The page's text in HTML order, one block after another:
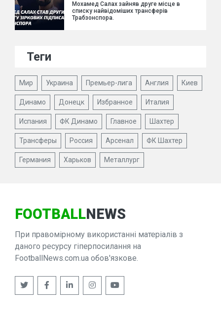
Мохамед Салах зайняв друге місце в
списку найвідоміших трансферів
Трабзонспора.
Теги
Мир Украина Премьер-лига Англия Киев
Динамо Донецк Избранное Италия
Испания ФК Динамо Главное Шахтер
Трансферы Россия Арсенал ФК Шахтер
Германия Харьков Металлург
FOOTBALLNEWS
При правомірному використанні матеріалів з
даного ресурсу гіперпосилання на
FootballNews.com.ua обов'язкове.